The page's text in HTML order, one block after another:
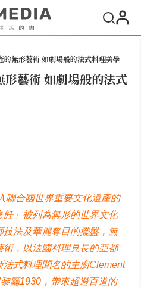
的無形藝術 如劇場般的法式料理美學
藝術 如劇場般的法式
聯合國世界重要文化遺產的
」被列為無形的世界文化
法及華麗奪目的擺盤，無
，以法國料理見長的亞都
法式料理聞名的主廚Clement
廳1930，帶來超過百道的